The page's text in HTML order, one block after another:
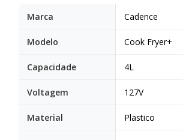
Marca Cadence
Modelo Cook Fryer+
Capacidade 4L
Voltagem 127V
Material Plastico